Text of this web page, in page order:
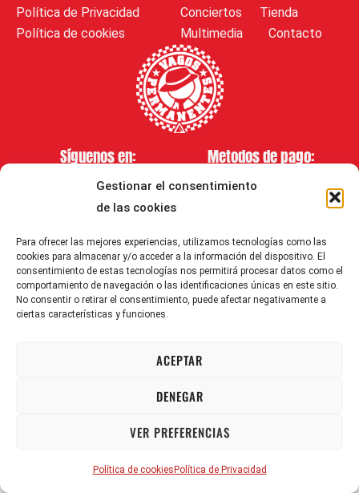
Gestionar el consentimiento
de las cookies
Para ofrecer las mejores experiencias, utilizamos tecnologías como las
cookies para almacenar y/o acceder a la información del dispositivo. El
consentimiento de estas tecnologías nos permitirá procesar datos como el
comportamiento de navegación o las identificaciones únicas en este sitio.
No consentir o retirar el consentimiento, puede afectar negativamente a
ciertas características y funciones.
ACEPTAR
DENEGAR
VER PREFERENCIAS
Política de cookies Política de Privacidad
Política de Privacidad
Política de cookies
Conciertos
Tienda
Multimedia
Contacto
Síguenos en: Metodos de pago:
2008–2026 Vagos Permanentes. Reservados todos los derechos.